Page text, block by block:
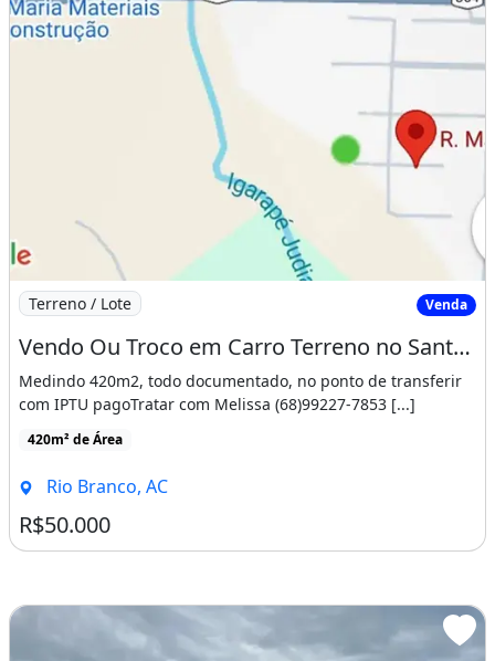
Imagem: Vendo Ou Troco em Carro Terreno no Santo
Terreno / Lote Venda
Vendo Ou Troco em Carro Terreno no Santo no Afonso
Medindo 420m2, todo documentado, no ponto de transferir
com IPTU pagoTratar com Melissa (68)99227-7853 [...]
420m² de Área
Rio Branco, AC
R$50.000